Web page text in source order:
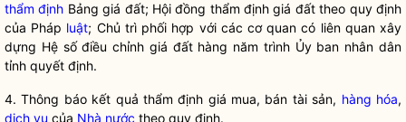
thẩm định Bảng giá đất; Hội đồng thẩm định giá đất theo quy định
của Pháp luật; Chủ trì phối hợp với các cơ quan có liên quan xây
dựng Hệ số điều chỉnh giá đất hàng năm trình Ủy ban nhân dân
tỉnh quyết định.
4. Thông báo kết quả thẩm định giá mua, bán tài sản, hàng hóa,
dịch vụ của Nhà nước theo quy định.